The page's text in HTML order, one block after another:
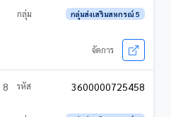
กลุ่มส่งเสริมสหกรณ์ 5
8
3600000725458